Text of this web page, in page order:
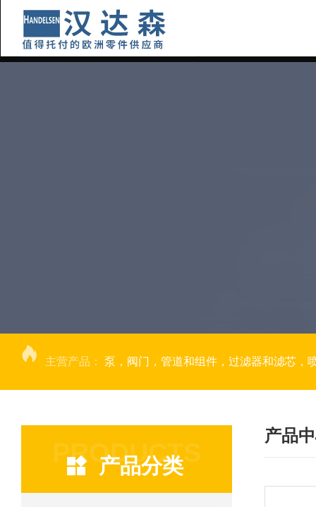
主营产品： 泵，阀门，管道和组件，过滤器和滤芯，
PRODUCTS
产品分类
产品